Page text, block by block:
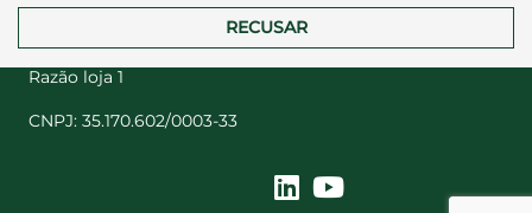
Desacelere. Seu bem maior é a vida.
Razão loja 1
CNPJ: 35.170.602/0003-33
RECUSAR